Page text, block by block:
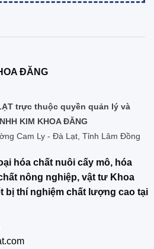
ĐĂNG
trực thuộc quyền quản lý và
KIM KHOA ĐĂNG
Cam Ly - Đà Lạt, Tỉnh Lâm Đồng
hóa chất nuôi cấy mô, hóa
nông nghiệp, vật tư Khoa
bị thí nghiệm chất lượng cao tại